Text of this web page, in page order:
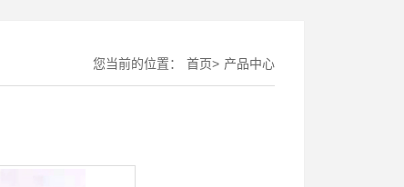
您当前的位置： 首页> 产品中心